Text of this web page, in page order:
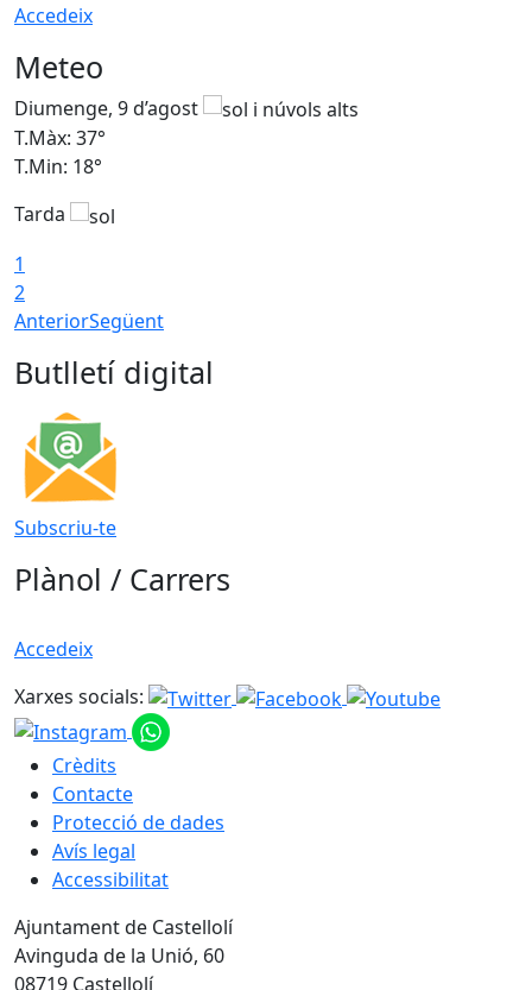
Accedeix
Meteo
Diumenge, 9 d’agost
T.Màx: 37°
T.Min: 18°
Tarda
1
2
AnteriorSegüent
Butlletí digital
Subscriu-te
Plànol / Carrers
Accedeix
Xarxes socials:
Crèdits
Contacte
Protecció de dades
Avís legal
Accessibilitat
Ajuntament de Castellolí
Avinguda de la Unió, 60
08719 Castellolí